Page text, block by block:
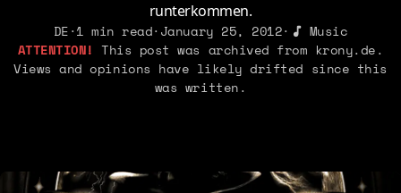
2025
2021
2019
2018
2015
2014
2013
2011
2010
2009
About Contact
runterkommen.
DE·1 min read· January 25, 2012·
Music
This post was archived from krony.de.
Views and opinions have likely drifted since this
was written.